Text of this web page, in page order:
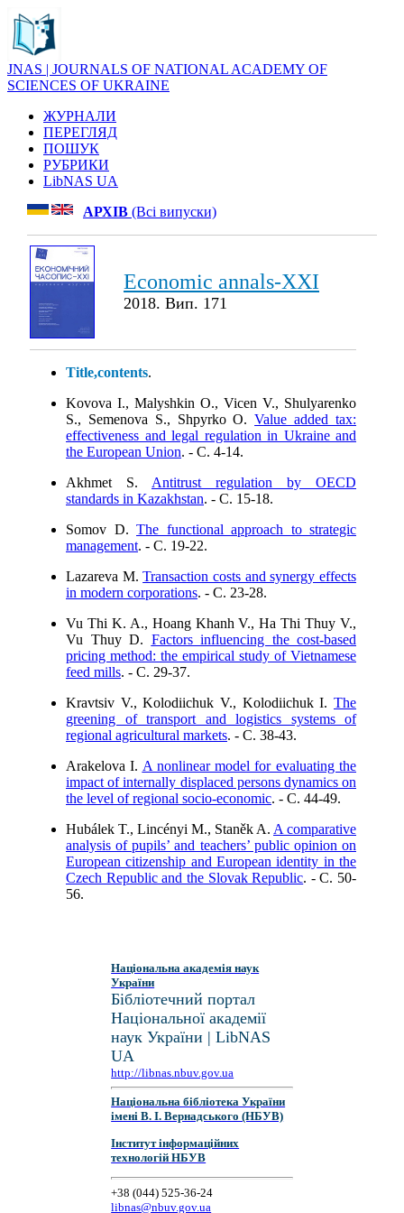
JNAS | JOURNALS OF NATIONAL ACADEMY OF
SCIENCES OF UKRAINE
ЖУРНАЛИ
ПЕРЕГЛЯД
ПОШУК
РУБРИКИ
LibNAS UA
АРХІВ (Всі випуски)
Economic annals-XXI
2018. Вип. 171
Title,contents.
Kovova I., Malyshkin O., Vicen V., Shulyarenko
S., Semenova S., Shpyrko O.Value added tax:
effectiveness and legal regulation in Ukraine and
the European Union. - C. 4-14.
Akhmet S. Antitrust regulation by OECD
standards in Kazakhstan. - C. 15-18.
Somov D. The functional approach to strategic
management. - C. 19-22.
Lazareva M.Transaction costs and synergy effects
in modern corporations. - C. 23-28.
Vu Thi K. A., Hoang Khanh V., Ha Thi Thuy V.,
Vu Thuy D. Factors influencing the cost-based
pricing method: the empirical study of Vietnamese
feed mills. - C. 29-37.
Kravtsiv V., Kolodiichuk V., Kolodiichuk I. The
greening of transport and logistics systems of
regional agricultural markets. - C. 38-43.
Arakelova I. A nonlinear model for evaluating the
impact of internally displaced persons dynamics on
the level of regional socio-economic. - C. 44-49.
Hubálek T., Lincényi M., Staněk A. A comparative
analysis of pupils’ and teachers’ public opinion on
European citizenship and European identity in the
Czech Republic and the Slovak Republic. - C. 50-
56.
Національна академія наук
України
Бібліотечний портал
Національної академії
наук України | LibNAS
UA
http://libnas.nbuv.gov.ua
Національна бібліотека України
імені В. І. Вернадського (НБУВ)
Інститут інформаційних
технологій НБУВ
+38 (044) 525-36-24
libnas@nbuv.gov.ua